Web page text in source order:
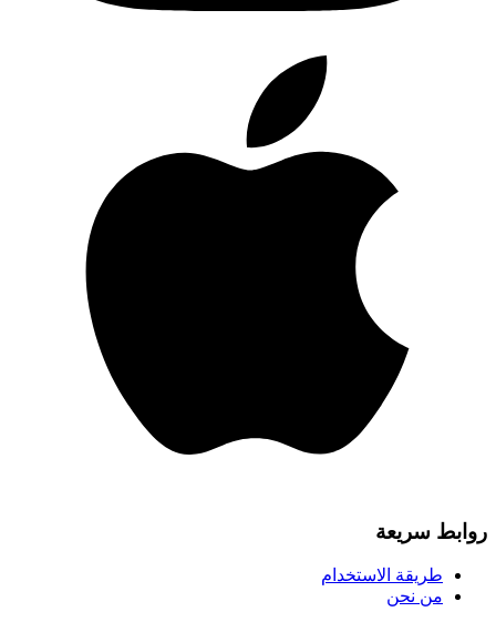
روابط سريعة
طريقة الاستخدام
من نحن